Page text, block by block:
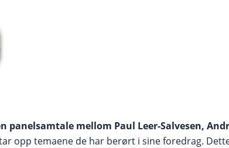
panelsamtale mellom Paul Leer-Salvesen,
opp temaene de har berørt i sine foredrag.